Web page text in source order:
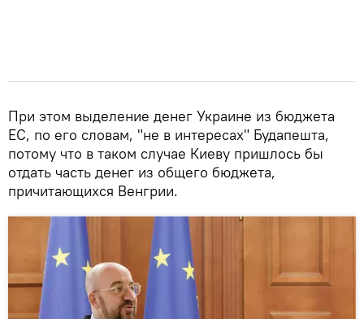
При этом выделение денег Украине из бюджета
ЕС, по его словам, "не в интересах" Будапешта,
потому что в таком случае Киеву пришлось бы
отдать часть денег из общего бюджета,
причитающихся Венгрии.